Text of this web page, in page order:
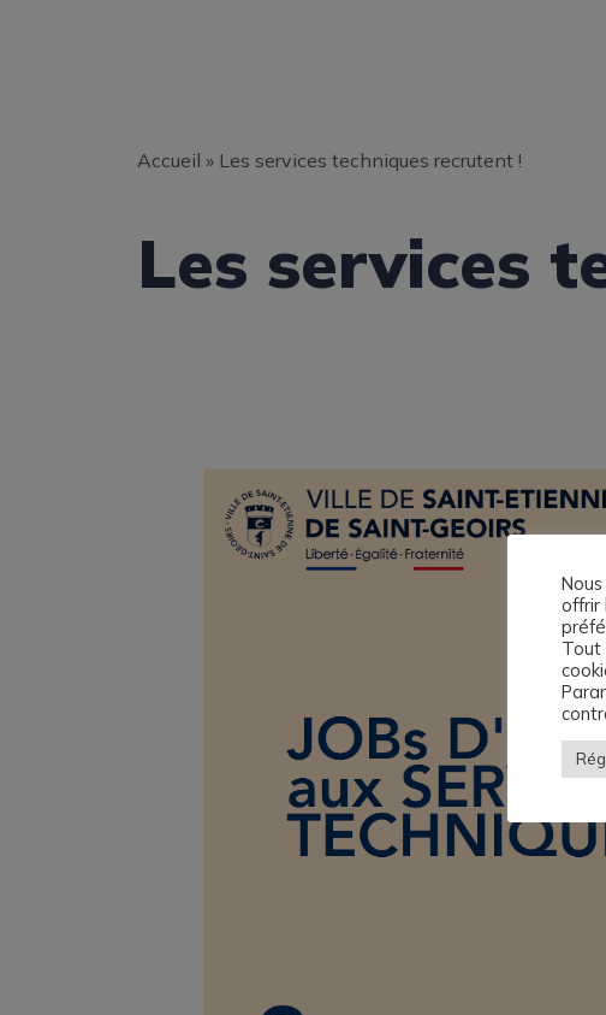
Accueil » Les services techniques recrutent !
Les services
offrir
Tout